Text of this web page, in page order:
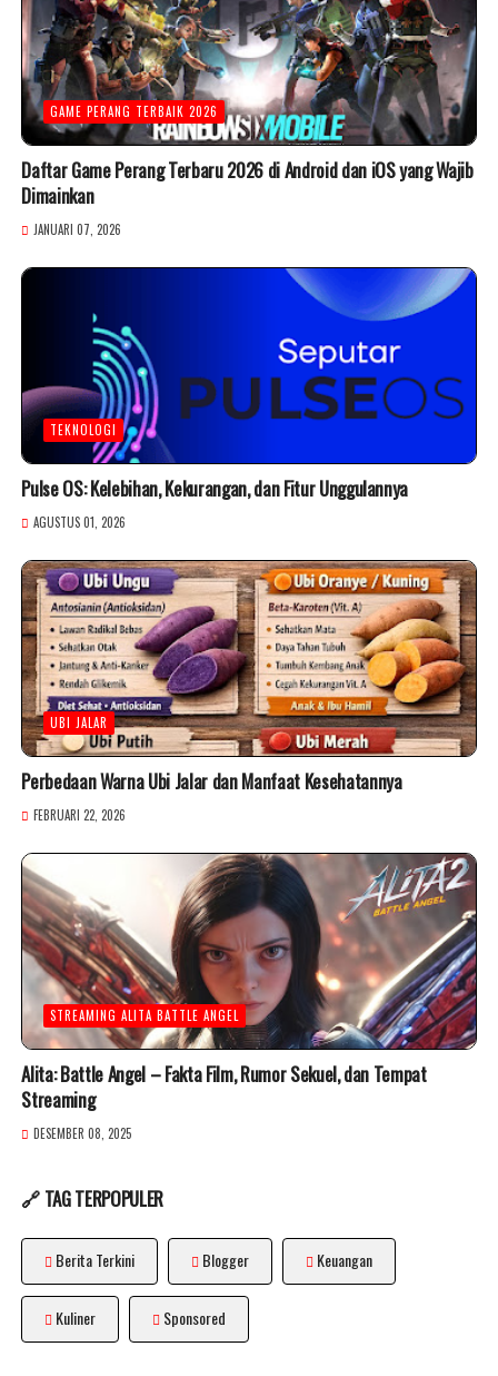
GAME PERANG TERBAIK 2026
Daftar Game Perang Terbaru 2026 di Android dan iOS yang Wajib
Dimainkan
JANUARI 07, 2026
TEKNOLOGI
Pulse OS: Kelebihan, Kekurangan, dan Fitur Unggulannya
AGUSTUS 01, 2026
UBI JALAR
Perbedaan Warna Ubi Jalar dan Manfaat Kesehatannya
FEBRUARI 22, 2026
STREAMING ALITA BATTLE ANGEL
Alita: Battle Angel – Fakta Film, Rumor Sekuel, dan Tempat
Streaming
DESEMBER 08, 2025
🔗 TAG TERPOPULER
Berita Terkini Blogger Keuangan
Kuliner Sponsored